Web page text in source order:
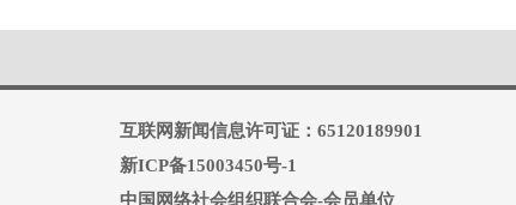
互联网新闻信息许可证：65120189901
新ICP备15003450号-1
中国网络社会组织联合会-会员单位